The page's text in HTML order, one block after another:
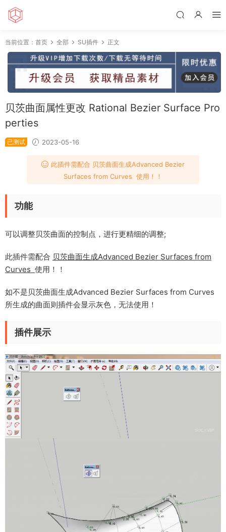
当前位置： 首页 全部 SU插件 正文
贝茨曲面属性更改 Rational Bezier Surface Pro
perties
已测试 2023-05-16
此插件需配合 贝茨曲面生成Advanced Bezier
Surfaces from Curves 使用！！
功能
可以调整贝茨曲面的控制点，进行更精细的调整;
此插件需配合 贝茨曲面生成Advanced Bezier Surfaces from
Curves 使用！！
如不是贝茨曲面生成Advanced Bezier Surfaces from Curves
所生成的曲面则插件会显示灰色，无法使用！
插件展示